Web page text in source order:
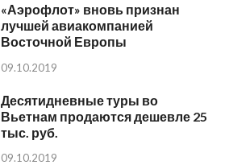
«Аэрофлот» вновь признан
лучшей авиакомпанией
Восточной Европы
09.10.2019
Десятидневные туры во
Вьетнам продаются дешевле 25
тыс. руб.
09.10.2019